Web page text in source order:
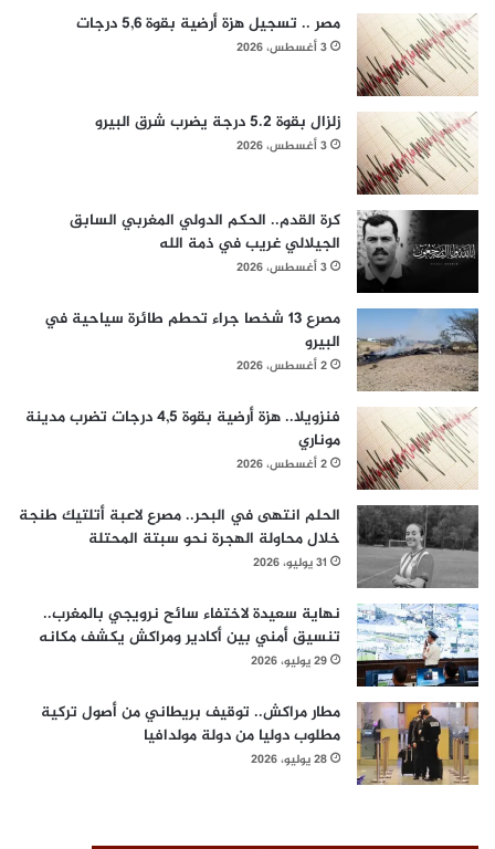
مصر .. تسجيل هزة أرضية بقوة 5,6 درجات
3 أغسطس، 2026
زلزال بقوة 5.2 درجة يضرب شرق البيرو
3 أغسطس، 2026
كرة القدم.. الحكم الدولي المغربي السابق
الجيلالي غريب في ذمة الله
3 أغسطس، 2026
مصرع 13 شخصا جراء تحطم طائرة سياحية في
البيرو
2 أغسطس، 2026
فنزويلا.. هزة أرضية بقوة 4,5 درجات تضرب مدينة
موناري
2 أغسطس، 2026
الحلم انتهى في البحر.. مصرع لاعبة أتلتيك طنجة
خلال محاولة الهجرة نحو سبتة المحتلة
31 يوليو، 2026
نهاية سعيدة لاختفاء سائح نرويجي بالمغرب..
تنسيق أمني بين أكادير ومراكش يكشف مكانه
29 يوليو، 2026
مطار مراكش.. توقيف بريطاني من أصول تركية
مطلوب دوليا من دولة مولدافيا
28 يوليو، 2026